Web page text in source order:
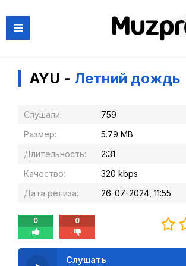
AYU - Летний дождь
Слушали:
759
Размер:
5.79 MB
Длительность:
2:31
Качество:
320 kbps
Дата релиза:
26-07-2024, 11:55
0 0
Слушать